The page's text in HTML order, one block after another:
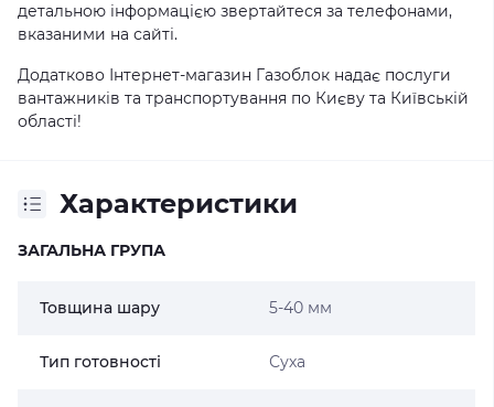
детальною інформацією звертайтеся за телефонами,
вказаними на сайті.
Додатково Інтернет-магазин Газоблок надає послуги
вантажників та транспортування по Києву та Київській
області!
Характеристики
ЗАГАЛЬНА ГРУПА
Товщина шару 5-40 мм
Тип готовності Суха